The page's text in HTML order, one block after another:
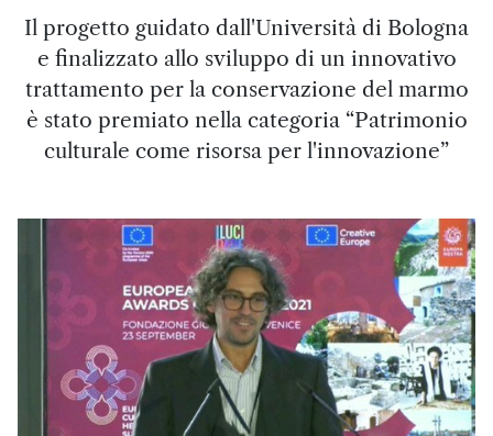
Il progetto guidato dall'Università di Bologna
e finalizzato allo sviluppo di un innovativo
trattamento per la conservazione del marmo
è stato premiato nella categoria “Patrimonio
culturale come risorsa per l'innovazione”